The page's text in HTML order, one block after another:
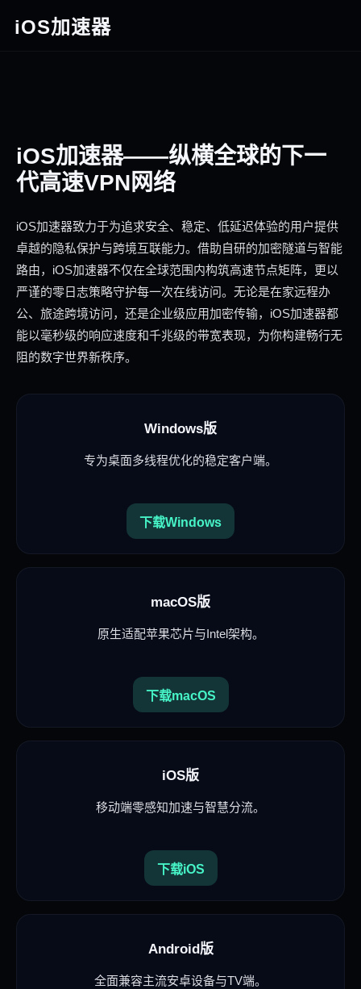
iOS加速器
iOS加速器——纵横全球的下一
代高速VPN网络
iOS加速器致力于为追求安全、稳定、低延迟体验的用户提供
卓越的隐私保护与跨境互联能力。借助自研的加密隧道与智能
路由，iOS加速器不仅在全球范围内构筑高速节点矩阵，更以
严谨的零日志策略守护每一次在线访问。无论是在家远程办
公、旅途跨境访问，还是企业级应用加密传输，iOS加速器都
能以毫秒级的响应速度和千兆级的带宽表现，为你构建畅行无
阻的数字世界新秩序。
Windows版
专为桌面多线程优化的稳定客户端。
下载Windows
macOS版
原生适配苹果芯片与Intel架构。
下载macOS
iOS版
移动端零感知加速与智慧分流。
下载iOS
Android版
全面兼容主流安卓设备与TV端。